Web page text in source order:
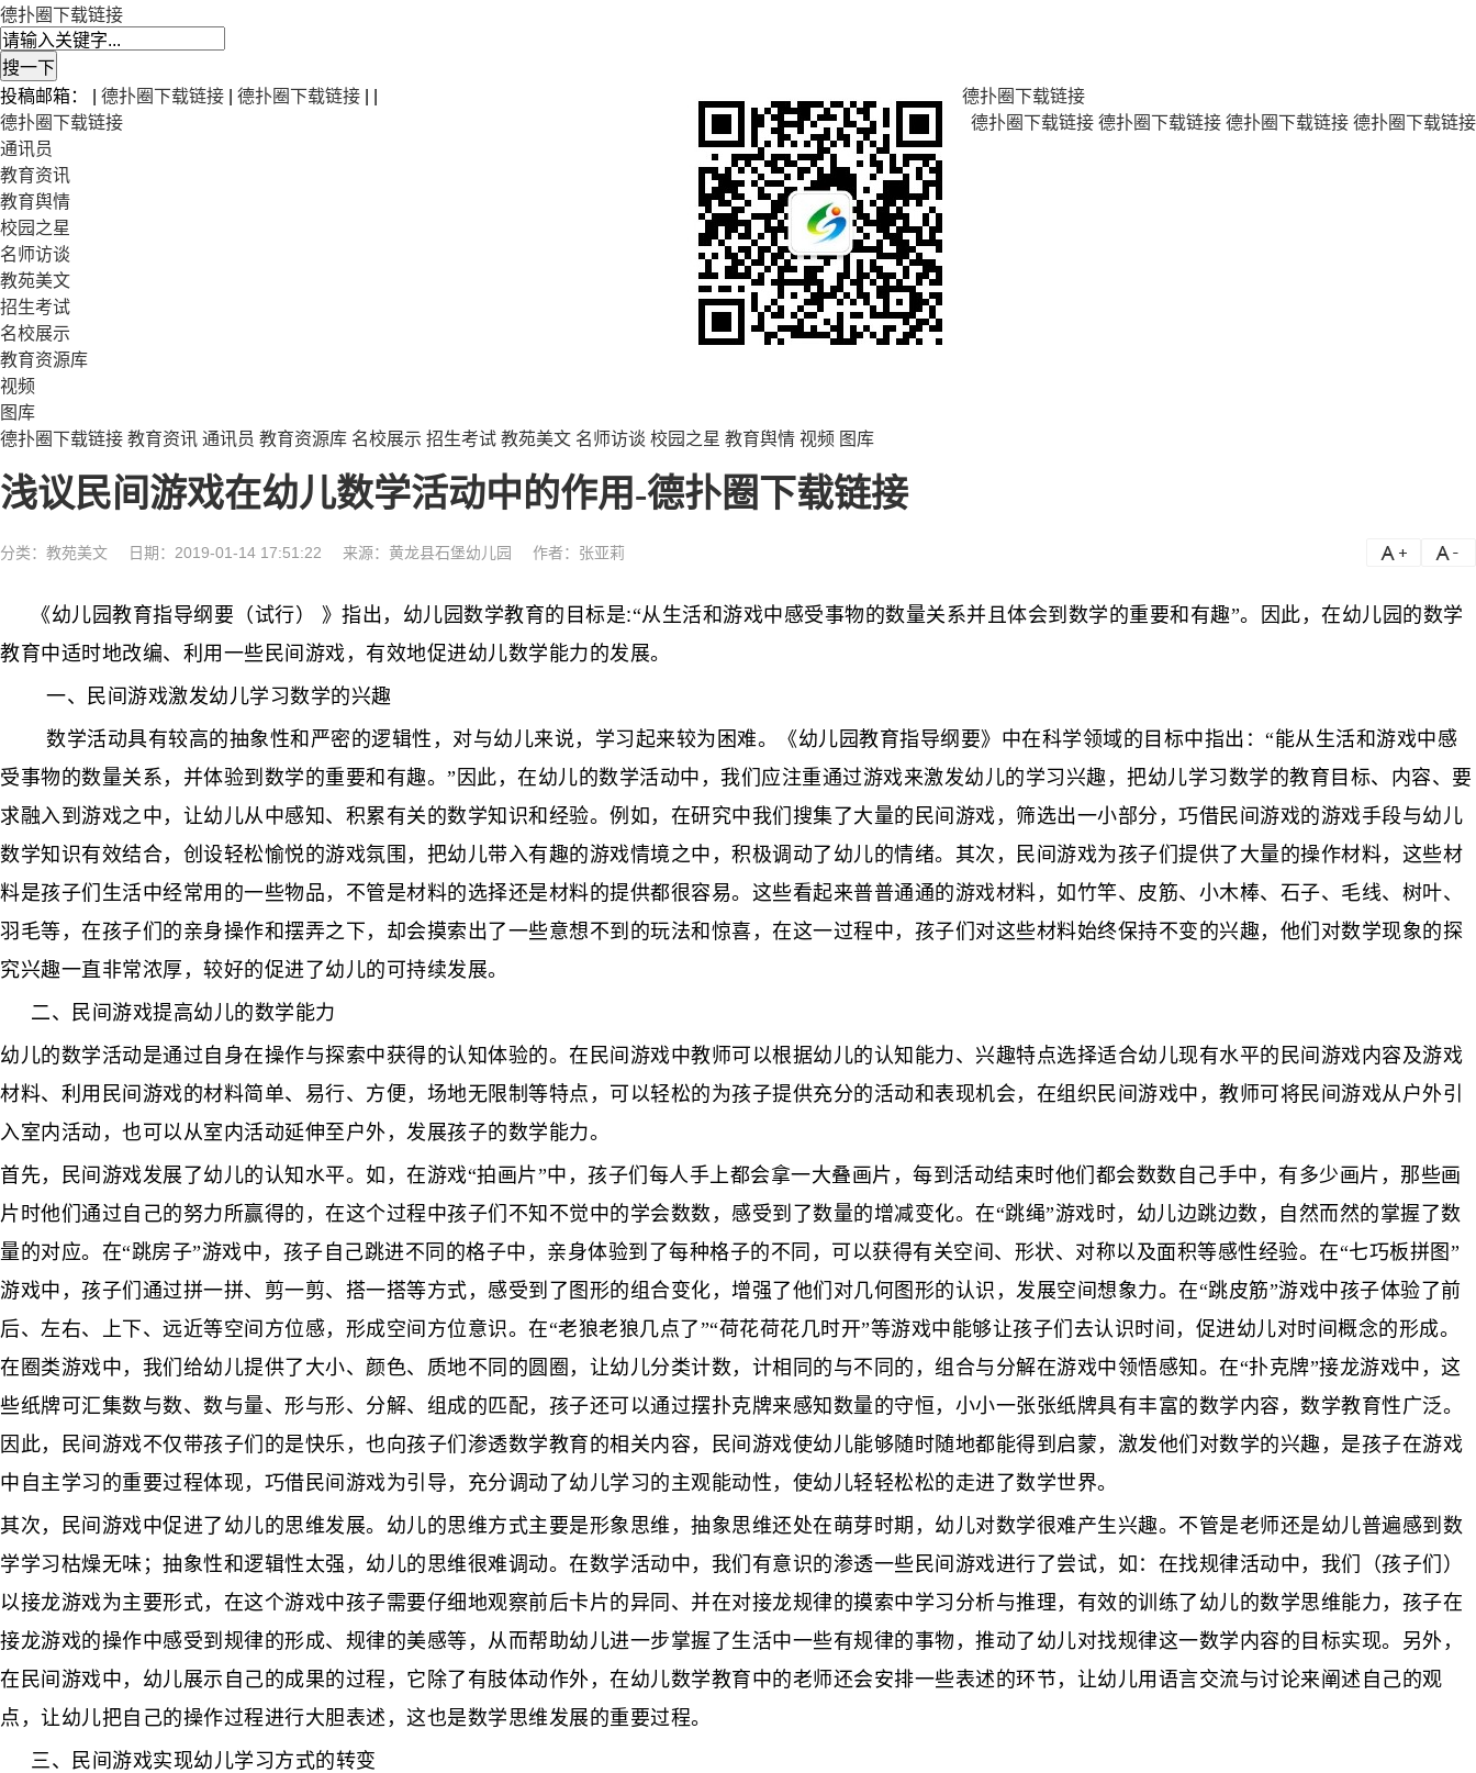
德扑圈下载链接
德扑圈下载链接
德扑圈下载链接 德扑圈下载链接 德扑圈下载链接 德扑圈下载链接
投稿邮箱： | 德扑圈下载链接 德扑圈下载链接
德扑圈下载链接
通讯员
教育资讯
教育舆情
校园之星
名师访谈
教苑美文
招生考试
名校展示
教育资源库
视频
图库
德扑圈下载链接 教育资讯 通讯员 教育资源库 名校展示 招生考试 教苑美文 名师访谈 校园之星 教育舆情 视频 图库
浅议民间游戏在幼儿数学活动中的作用-德扑圈下载链接
分类： 教苑美文 日期：2019-01-14 17:51:22 来源：黄龙县石堡幼儿园 作者：张亚莉
《幼儿园教育指导纲要（试行） 》指出，幼儿园数学教育的目标是:“从生活和游戏中感受事物的数量关系并且体会到数学的重要和有趣”。因此，在幼儿园的数学
教育中适时地改编、利用一些民间游戏，有效地促进幼儿数学能力的发展。
一、民间游戏激发幼儿学习数学的兴趣
数学活动具有较高的抽象性和严密的逻辑性，对与幼儿来说，学习起来较为困难。《幼儿园教育指导纲要》中在科学领域的目标中指出：“能从生活和游戏中感
受事物的数量关系，并体验到数学的重要和有趣。”因此，在幼儿的数学活动中，我们应注重通过游戏来激发幼儿的学习兴趣，把幼儿学习数学的教育目标、内容、要
求融入到游戏之中，让幼儿从中感知、积累有关的数学知识和经验。例如，在研究中我们搜集了大量的民间游戏，筛选出一小部分，巧借民间游戏的游戏手段与幼儿
数学知识有效结合，创设轻松愉悦的游戏氛围，把幼儿带入有趣的游戏情境之中，积极调动了幼儿的情绪。其次，民间游戏为孩子们提供了大量的操作材料，这些材
料是孩子们生活中经常用的一些物品，不管是材料的选择还是材料的提供都很容易。这些看起来普普通通的游戏材料，如竹竿、皮筋、小木棒、石子、毛线、树叶、
羽毛等，在孩子们的亲身操作和摆弄之下，却会摸索出了一些意想不到的玩法和惊喜，在这一过程中，孩子们对这些材料始终保持不变的兴趣，他们对数学现象的探
究兴趣一直非常浓厚，较好的促进了幼儿的可持续发展。
二、民间游戏提高幼儿的数学能力
幼儿的数学活动是通过自身在操作与探索中获得的认知体验的。在民间游戏中教师可以根据幼儿的认知能力、兴趣特点选择适合幼儿现有水平的民间游戏内容及游戏
材料、利用民间游戏的材料简单、易行、方便，场地无限制等特点，可以轻松的为孩子提供充分的活动和表现机会，在组织民间游戏中，教师可将民间游戏从户外引
入室内活动，也可以从室内活动延伸至户外，发展孩子的数学能力。
首先，民间游戏发展了幼儿的认知水平。如，在游戏“拍画片”中，孩子们每人手上都会拿一大叠画片，每到活动结束时他们都会数数自己手中，有多少画片，那些画
片时他们通过自己的努力所赢得的，在这个过程中孩子们不知不觉中的学会数数，感受到了数量的增减变化。在“跳绳”游戏时，幼儿边跳边数，自然而然的掌握了数
量的对应。在“跳房子”游戏中，孩子自己跳进不同的格子中，亲身体验到了每种格子的不同，可以获得有关空间、形状、对称以及面积等感性经验。在“七巧板拼图”
游戏中，孩子们通过拼一拼、剪一剪、搭一搭等方式，感受到了图形的组合变化，增强了他们对几何图形的认识，发展空间想象力。在“跳皮筋”游戏中孩子体验了前
后、左右、上下、远近等空间方位感，形成空间方位意识。在“老狼老狼几点了”“荷花荷花几时开”等游戏中能够让孩子们去认识时间，促进幼儿对时间概念的形成。
在圈类游戏中，我们给幼儿提供了大小、颜色、质地不同的圆圈，让幼儿分类计数，计相同的与不同的，组合与分解在游戏中领悟感知。在“扑克牌”接龙游戏中，这
些纸牌可汇集数与数、数与量、形与形、分解、组成的匹配，孩子还可以通过摆扑克牌来感知数量的守恒，小小一张张纸牌具有丰富的数学内容，数学教育性广泛。
因此，民间游戏不仅带孩子们的是快乐，也向孩子们渗透数学教育的相关内容，民间游戏使幼儿能够随时随地都能得到启蒙，激发他们对数学的兴趣，是孩子在游戏
中自主学习的重要过程体现，巧借民间游戏为引导，充分调动了幼儿学习的主观能动性，使幼儿轻轻松松的走进了数学世界。
其次，民间游戏中促进了幼儿的思维发展。幼儿的思维方式主要是形象思维，抽象思维还处在萌芽时期，幼儿对数学很难产生兴趣。不管是老师还是幼儿普遍感到数
学学习枯燥无味；抽象性和逻辑性太强，幼儿的思维很难调动。在数学活动中，我们有意识的渗透一些民间游戏进行了尝试，如：在找规律活动中，我们（孩子们）
以接龙游戏为主要形式，在这个游戏中孩子需要仔细地观察前后卡片的异同、并在对接龙规律的摸索中学习分析与推理，有效的训练了幼儿的数学思维能力，孩子在
接龙游戏的操作中感受到规律的形成、规律的美感等，从而帮助幼儿进一步掌握了生活中一些有规律的事物，推动了幼儿对找规律这一数学内容的目标实现。另外，
在民间游戏中，幼儿展示自己的成果的过程，它除了有肢体动作外，在幼儿数学教育中的老师还会安排一些表述的环节，让幼儿用语言交流与讨论来阐述自己的观
点，让幼儿把自己的操作过程进行大胆表述，这也是数学思维发展的重要过程。
三、民间游戏实现幼儿学习方式的转变